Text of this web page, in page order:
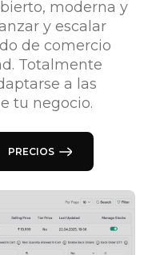
moderna y
y escalar
de comercio
Totalmente
a las
tu negocio.
PRECIOS